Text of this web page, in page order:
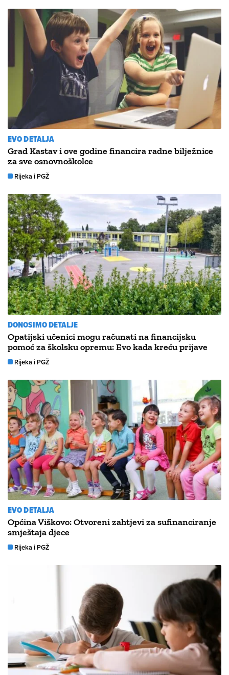
EVO DETALJA
Grad Kastav i ove godine financira radne bilježnice
za sve osnovnoškolce
Rijeka i PGŽ
DONOSIMO DETALJE
Opatijski učenici mogu računati na financijsku
pomoć za školsku opremu: Evo kada kreću prijave
Rijeka i PGŽ
EVO DETALJA
Općina Viškovo: Otvoreni zahtjevi za sufinanciranje
smještaja djece
Rijeka i PGŽ